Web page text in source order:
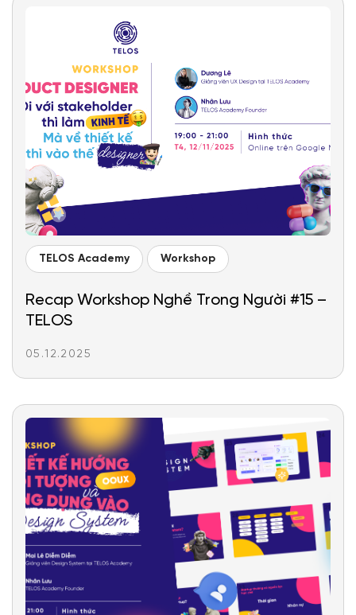
TELOS Academy Workshop
Recap Workshop Nghề Trong Người #15 –
TELOS
05.12.2025